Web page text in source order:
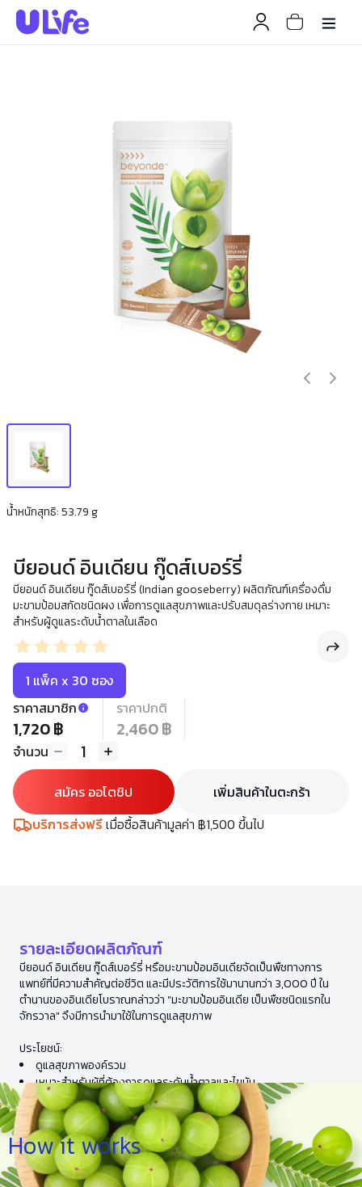
น้ำหนักสุทธิ: 53.79 g
บียอนด์ อินเดียน กู๊ดส์เบอร์รี่
บียอนด์ อินเดียน กู๊ดส์เบอร์รี่ (Indian gooseberry) ผลิตภัณฑ์เครื่องดื่ม
มะขามป้อมสกัดชนิดผง เพื่อการดูแลสุขภาพและปรับสมดุลร่างกาย เหมาะ
สำหรับผู้ดูแลระดับน้ำตาลในเลือด
1 แพ็ค x 30 ซอง
ราคาสมาชิก
1,720 ฿
ราคาปกติ
2,460 ฿
จำนวน 1
สมัคร ออโตชิป
เพิ่มสินค้าในตะกร้า
บริการส่งฟรีเมื่อซื้อสินค้ามูลค่า ฿1,500 ขึ้นไป
รายละเอียดผลิตภัณฑ์
บียอนด์ อินเดียน กู๊ดส์เบอร์รี่ หรือมะขามป้อมอินเดียจัดเป็นพืชทางการ
แพทย์ที่มีความสำคัญต่อชีวิต และมีประวัติการใช้มานานกว่า 3,000 ปี ใน
ตำนานของอินเดียโบราณกล่าวว่า "มะขามป้อมอินเดีย เป็นพืชชนิดแรกใน
จักรวาล" จึงมีการนำมาใช้ในการดูแลสุขภาพ
ประโยชน์:
ดูแลสุขภาพองค์รวม
เหมาะสำหรับผู้ที่ต้องการดูแลระดับน้ำตาลและไขมัน
How it works